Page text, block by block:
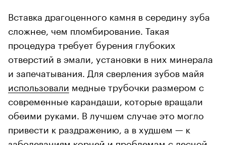
Вставка драгоценного камня в середину зуба
сложнее, чем пломбирование. Такая
процедура требует бурения глубоких
отверстий в эмали, установки в них минерала
и запечатывания. Для сверления зубов майя
использовали медные трубочки размером с
современные карандаши, которые вращали
обеими руками. В лучшем случае это могло
привести к раздражению, а в худшем — к